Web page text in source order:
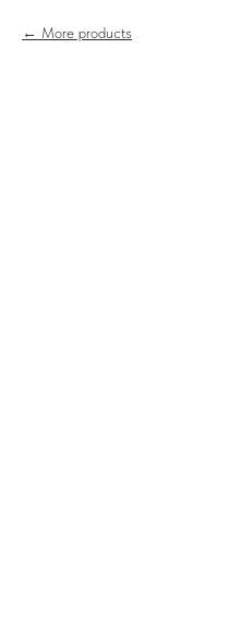
More products